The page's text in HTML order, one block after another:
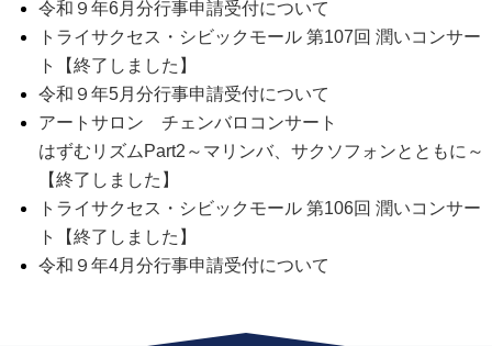
令和９年6月分行事申請受付について
トライサクセス・シビックモール 第107回 潤いコンサー
ト【終了しました】
令和９年5月分行事申請受付について
アートサロン チェンバロコンサート
はずむリズムPart2～マリンバ、サクソフォンとともに～
【終了しました】
トライサクセス・シビックモール 第106回 潤いコンサー
ト【終了しました】
令和９年4月分行事申請受付について